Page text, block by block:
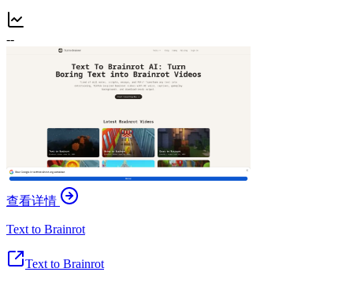
--
查看详情
Text to Brainrot
Text to Brainrot